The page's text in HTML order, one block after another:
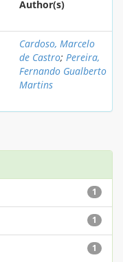
Author(s)
Cardoso, Marcelo
de Castro; Pereira,
Fernando Gualberto
Martins
1
1
1